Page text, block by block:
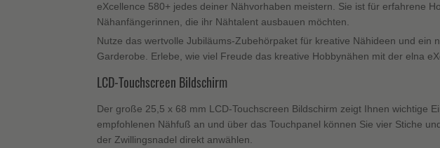
eXcellence 580+ jedes deiner Nähvorhaben meistern. Sie ist für erfahrene
Nähanfängerinnen, die ihr Nähtalent ausbauen möchten.
Nutze das wertvolle Jubiläums-Zubehörpaket für kreative Nähideen und ein
Garderobe. Erlebe, wie viel Freude das kreative Hobbynähen mit der elna
LCD-Touchscreen Bildschirm
Der große 25,5 x 68 mm LCD-Touchscreen Bildschirm zeigt Ihnen wichtige
empfohlenen Nähfuß an und über das Touchpanel können Sie vier Stiche
der Zwillingsnadel direkt anwählen.